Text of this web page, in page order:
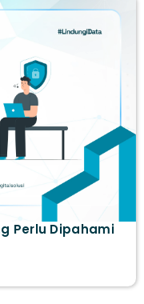
Perlu Dipahami